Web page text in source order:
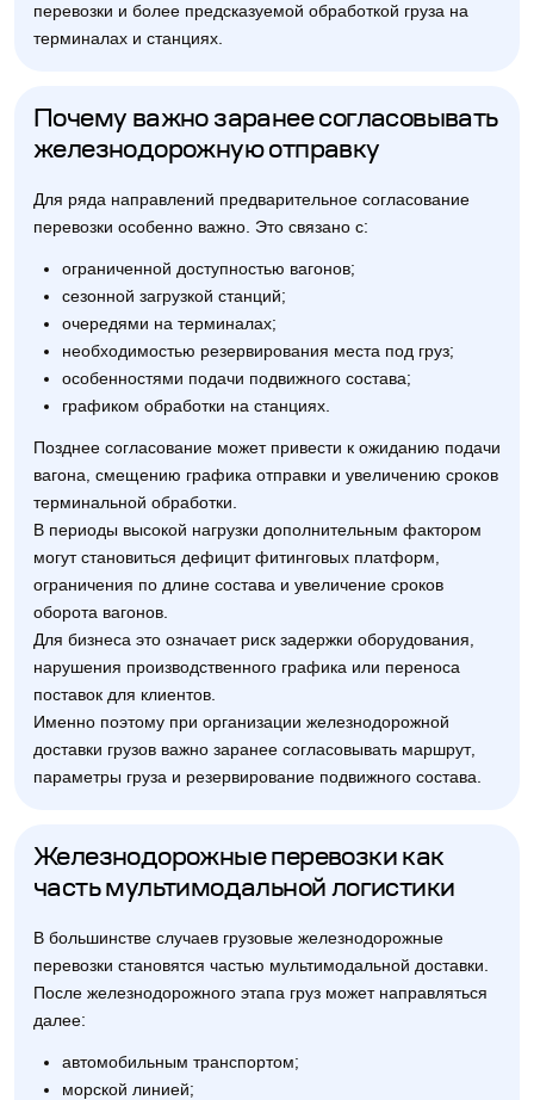
перевозки и более предсказуемой обработкой груза на
терминалах и станциях.
Почему важно заранее согласовывать
железнодорожную отправку
Для ряда направлений предварительное согласование
перевозки особенно важно. Это связано с:
ограниченной доступностью вагонов;
сезонной загрузкой станций;
очередями на терминалах;
необходимостью резервирования места под груз;
особенностями подачи подвижного состава;
графиком обработки на станциях.
Позднее согласование может привести к ожиданию подачи
вагона, смещению графика отправки и увеличению сроков
терминальной обработки.
В периоды высокой нагрузки дополнительным фактором
могут становиться дефицит фитинговых платформ,
ограничения по длине состава и увеличение сроков
оборота вагонов.
Для бизнеса это означает риск задержки оборудования,
нарушения производственного графика или переноса
поставок для клиентов.
Именно поэтому при организации железнодорожной
доставки грузов важно заранее согласовывать маршрут,
параметры груза и резервирование подвижного состава.
Железнодорожные перевозки как
часть мультимодальной логистики
В большинстве случаев грузовые железнодорожные
перевозки становятся частью мультимодальной доставки.
После железнодорожного этапа груз может направляться
далее:
автомобильным транспортом;
морской линией;